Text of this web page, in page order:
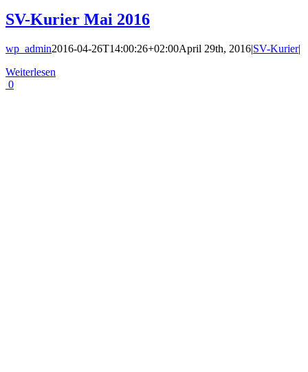
SV-Kurier Mai 2016
wp_admin2016-04-26T14:00:26+02:00April 29th, 2016|SV-Kurier|
Weiterlesen
0